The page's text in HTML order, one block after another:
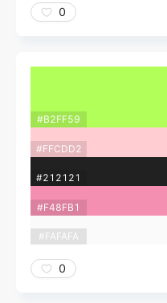
0
#B2FF59
#FFCDD2
#212121
#F48FB1
#FAFAFA
0